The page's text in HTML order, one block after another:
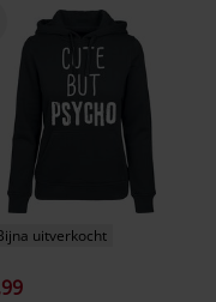
uitverkocht